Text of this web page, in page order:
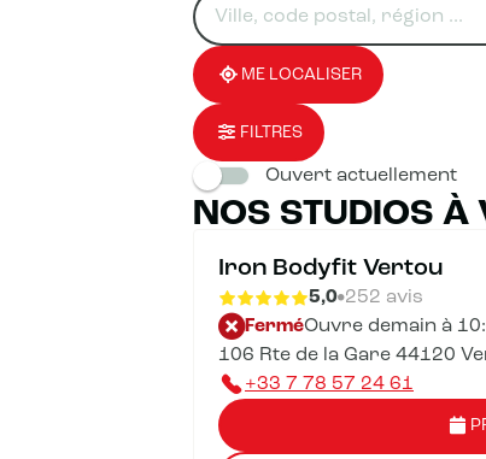
renseigner
une
adresse
résultat(s)
trouvé(s)
ME LOCALISER
FILTRES
Ouvert actuellement
NOS STUDIOS À
Iron Bodyfit Vertou
5,0 252 avis
FerméOuvre demain à
106 Rte de la Gare 44120
+33 7 78 57 24 61